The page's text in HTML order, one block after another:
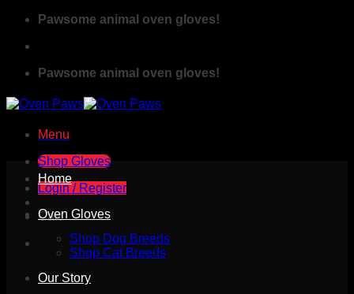
Skip
content
Pawsome animal oven gloves!
Pawsome animal oven gloves!
Menu
Shop Gloves
Login / Register
Cart
Home
Oven Gloves
Shop Dog Breeds
Shop Cat Breeds
Our Story